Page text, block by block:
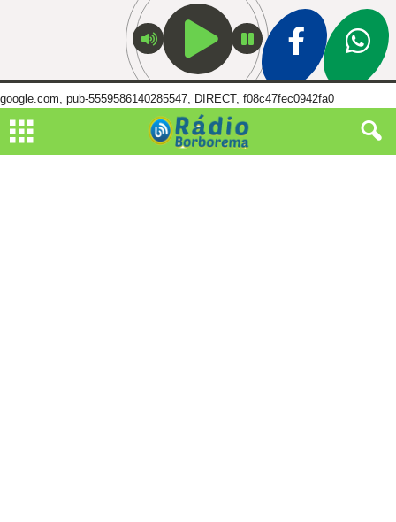
google.com, pub-5559586140285547, DIRECT, f08c47fec0942fa0